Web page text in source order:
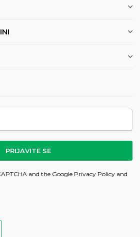
PRIJAVITE SE
and the Google Privacy Policy and